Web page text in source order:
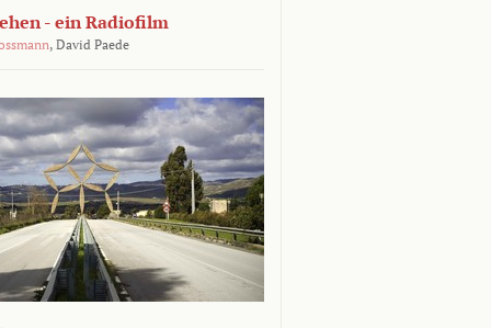
- ein Radiofilm
, David Paede